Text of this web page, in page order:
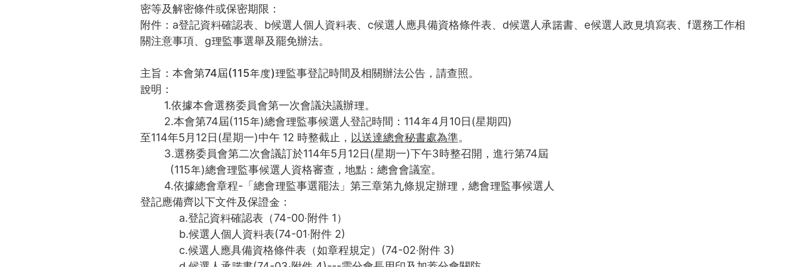
密等及解密條件或保密期限：
附件：a登記資料確認表、b候選人個人資料表、c候選人應具備資格條件表、d候選人承諾書、e候選人政見填寫表、f選務工作相
關注意事項、g理監事選舉及罷免辦法。
主旨：本會第74屆(115年度)理監事登記時間及相關辦法公告，請查照。
說明：
1.依據本會選務委員會第一次會議決議辦理。
2.本會第74屆(115年)總會理監事候選人登記時間：114年4月10日(星期四)
至114年5月12日(星期一)中午 12 時整截止， 以送達總會秘書處為準。
3.選務委員會第二次會議訂於114年5月12日(星期一)下午3時整召開，進行第74屆
(115年)總會理監事候選人資格審查，地點：總會會議室。
4.依據總會章程-「總會理監事選罷法」第三章第九條規定辦理，總會理監事候選人
登記應備齊以下文件及保證金：
a.登記資料確認表（74-00‧附件 1）
b.候選人個人資料表(74-01‧附件 2)
c.候選人應具備資格條件表（如章程規定）(74-02‧附件 3)